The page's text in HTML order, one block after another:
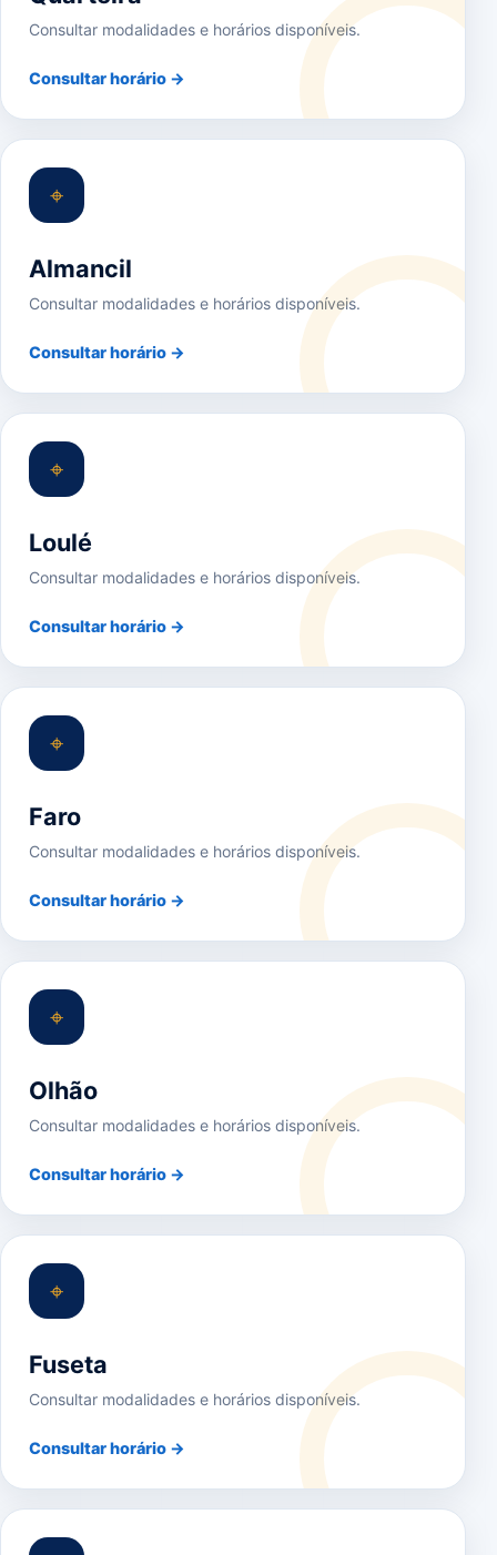
Consultar modalidades e horários disponíveis.
Consultar horário →
⌖
Almancil
Consultar modalidades e horários disponíveis.
Consultar horário →
⌖
Loulé
Consultar modalidades e horários disponíveis.
Consultar horário →
⌖
Faro
Consultar modalidades e horários disponíveis.
Consultar horário →
⌖
Olhão
Consultar modalidades e horários disponíveis.
Consultar horário →
⌖
Fuseta
Consultar modalidades e horários disponíveis.
Consultar horário →